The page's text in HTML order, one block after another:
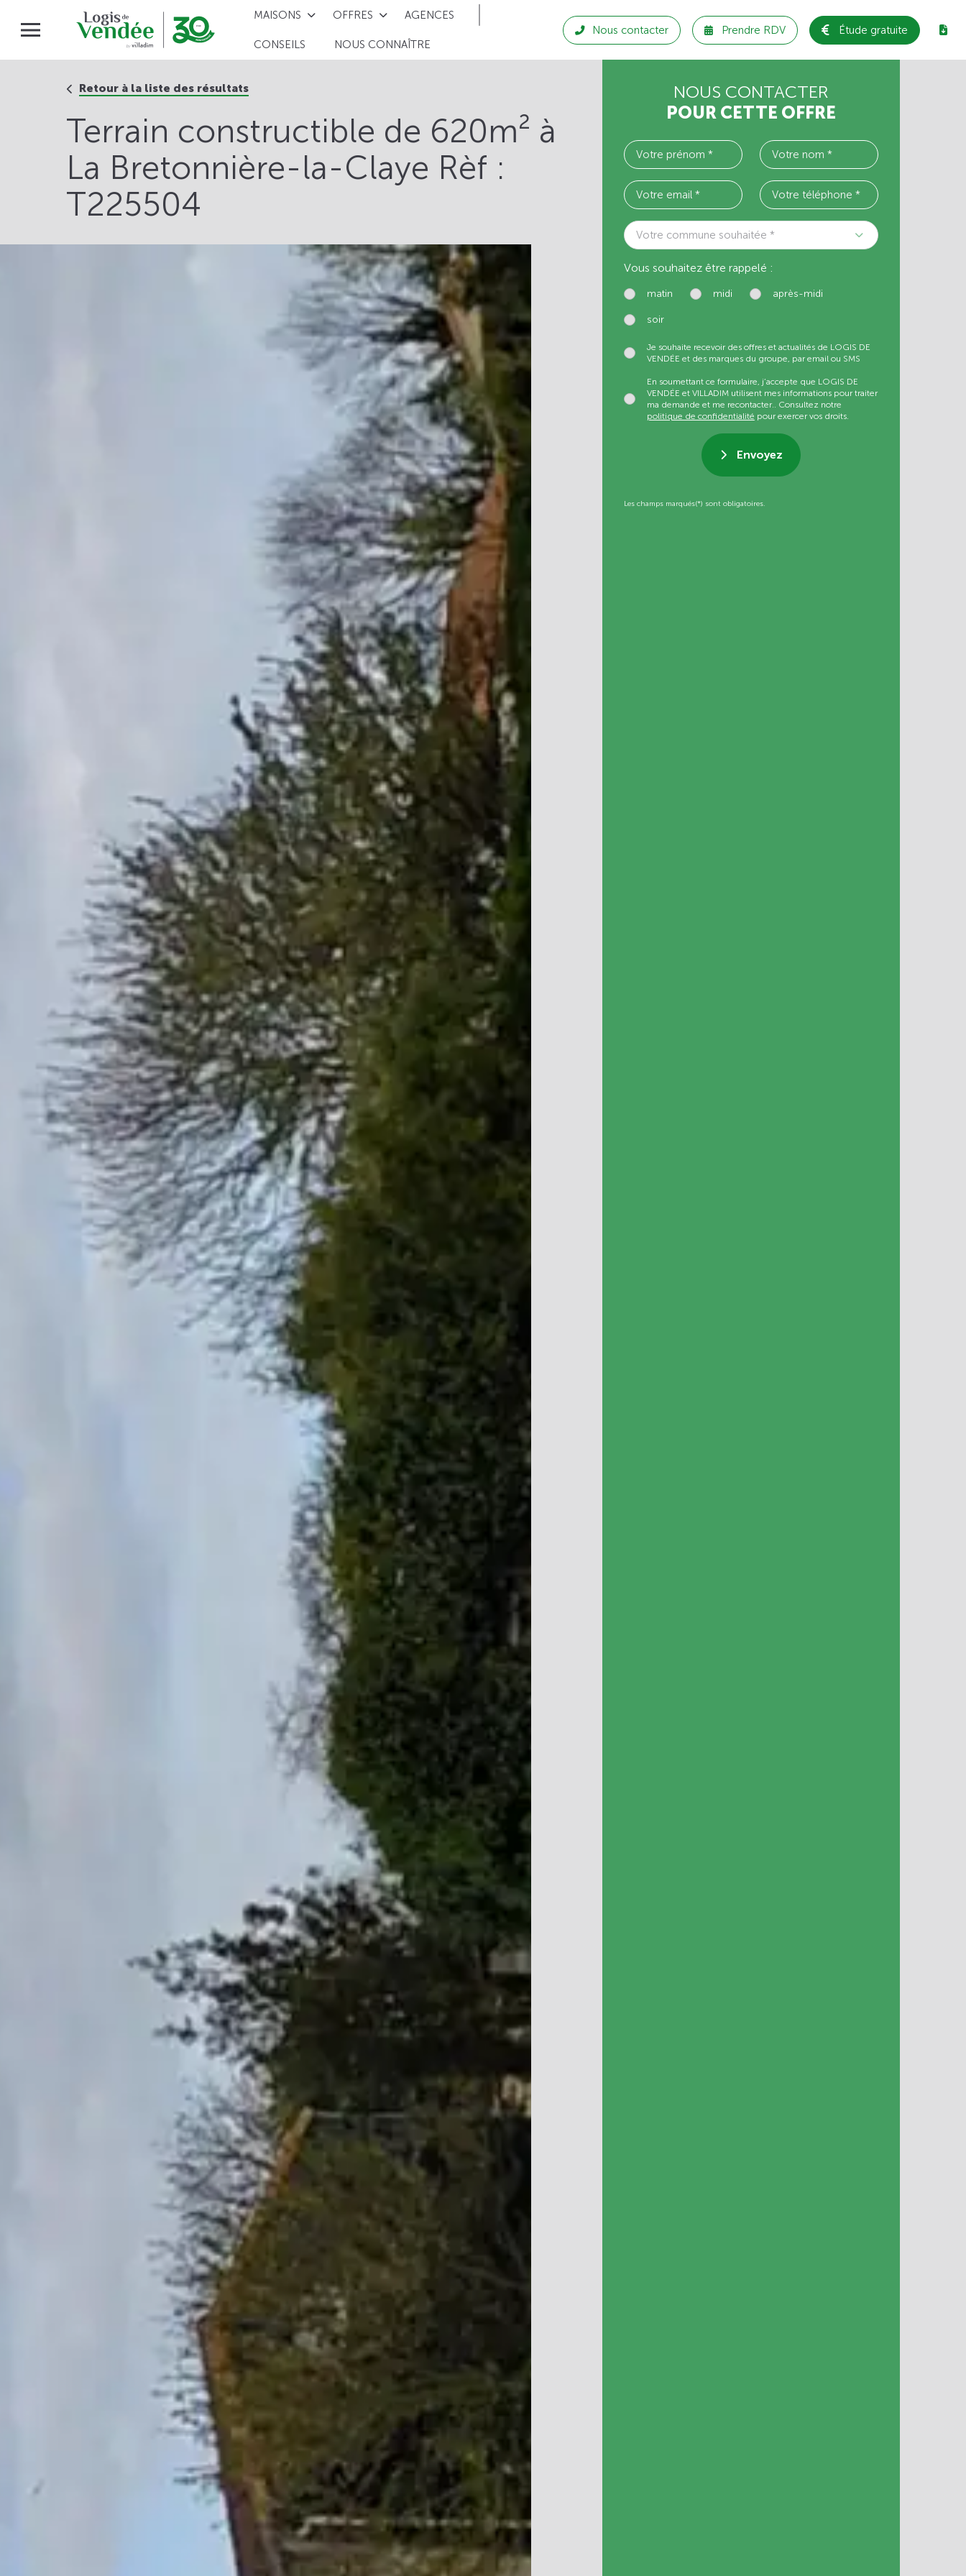
MAISONS OFFRES AGENCES
CONSEILS NOUS CONNAÎTRE
Nous contacter Prendre RDV Étude gratuite
Retour à la liste des résultats
Terrain constructible de 620m² à
La Bretonnière-la-Claye Rèf :
T225504
NOUS CONTACTER
POUR CETTE OFFRE
Votre commune souhaitée *
Vous souhaitez être rappelé :
matin midi après-midi
soir
Je souhaite recevoir des offres et actualités de LOGIS DE
VENDÉE et des marques du groupe, par email ou SMS
En soumettant ce formulaire, j’accepte que LOGIS DE
VENDÉE et VILLADIM utilisent mes informations pour traiter
ma demande et me recontacter.. Consultez notre
politique de confidentialité pour exercer vos droits.
Envoyez
Les champs marqués(*) sont obligatoires.